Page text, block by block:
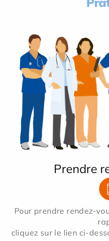
Prendre
Pour prendre rendez-
cliquez sur le lien ci-